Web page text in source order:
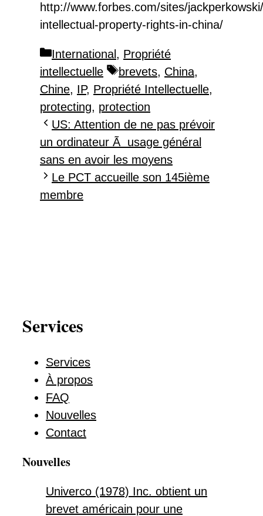
http://www.forbes.com/sites/
intellectual-property-rights-in-china/
Catégories
International , Propriété
intellectuelle
Étiquettes
brevets, China,
Chine, IP, Propriété Intellectuelle,
protecting, protection
US: Attention de ne pas prévoir
un ordinateur Ã usage général
sans en avoir les moyens
Le PCT accueille son 145ième
membre
Services
Services
À propos
FAQ
Nouvelles
Contact
Nouvelles
Univerco (1978) Inc. obtient un
brevet américain pour une